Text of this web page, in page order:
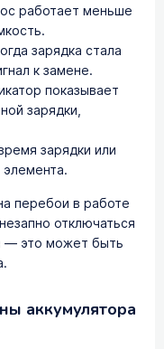
работает меньше
зарядка стала
к замене.
показывает
зарядки,
зарядки или
перебои в работе
отключаться
— это может быть
аккумулятора